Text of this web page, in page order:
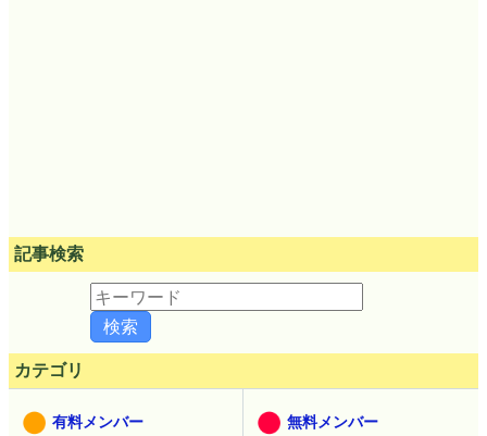
記事検索
カテゴリ
有料メンバー 無料メンバー